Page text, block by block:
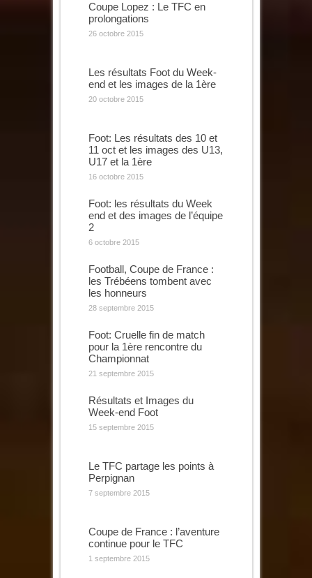
Coupe Lopez : Le TFC en
prolongations
26 octobre 2015
Les résultats Foot du Week-
end et les images de la 1ère
20 octobre 2015
Foot: Les résultats des 10 et
11 oct et les images des U13,
U17 et la 1ère
16 octobre 2015
Foot: les résultats du Week
end et des images de l’équipe
2
6 octobre 2015
Football, Coupe de France :
les Trébéens tombent avec
les honneurs
28 septembre 2015
Foot: Cruelle fin de match
pour la 1ère rencontre du
Championnat
21 septembre 2015
Résultats et Images du
Week-end Foot
15 septembre 2015
Le TFC partage les points à
Perpignan
7 septembre 2015
Coupe de France : l’aventure
continue pour le TFC
1 septembre 2015